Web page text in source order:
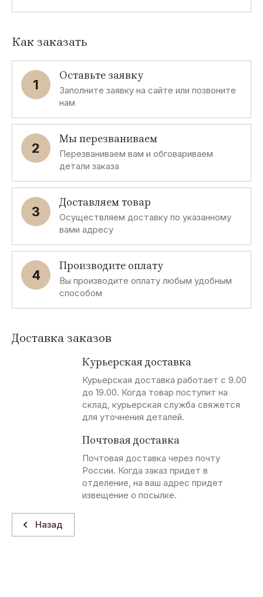
Как заказать
1
Оставьте заявку
Заполните заявку на сайте или позвоните
нам
2
Мы перезваниваем
Перезваниваем вам и обговариваем
детали заказа
3
Доставляем товар
Осуществляем доставку по указанному
вами адресу
4
Производите оплату
Вы производите оплату любым удобным
способом
Доставка заказов
Курьерская доставка
Курьерская доставка работает с 9.00
до 19.00. Когда товар поступит на
склад, курьерская служба свяжется
для уточнения деталей.
Почтовая доставка
Почтовая доставка через почту
России. Когда заказ придет в
отделение, на ваш адрес придет
извещение о посылке.
Назад